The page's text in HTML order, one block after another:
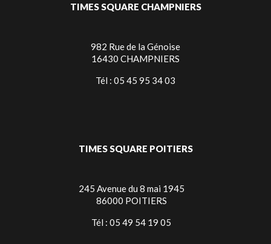
TIMES SQUARE CHAMPNIERS
982 Rue de la Génoise
16430 CHAMPNIERS
Tél : 05 45 95 34 03
TIMES SQUARE POITIERS
245 Avenue du 8 mai 1945
86000 POITIERS
Tél : 05 49 54 19 05